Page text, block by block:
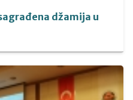
džamija u